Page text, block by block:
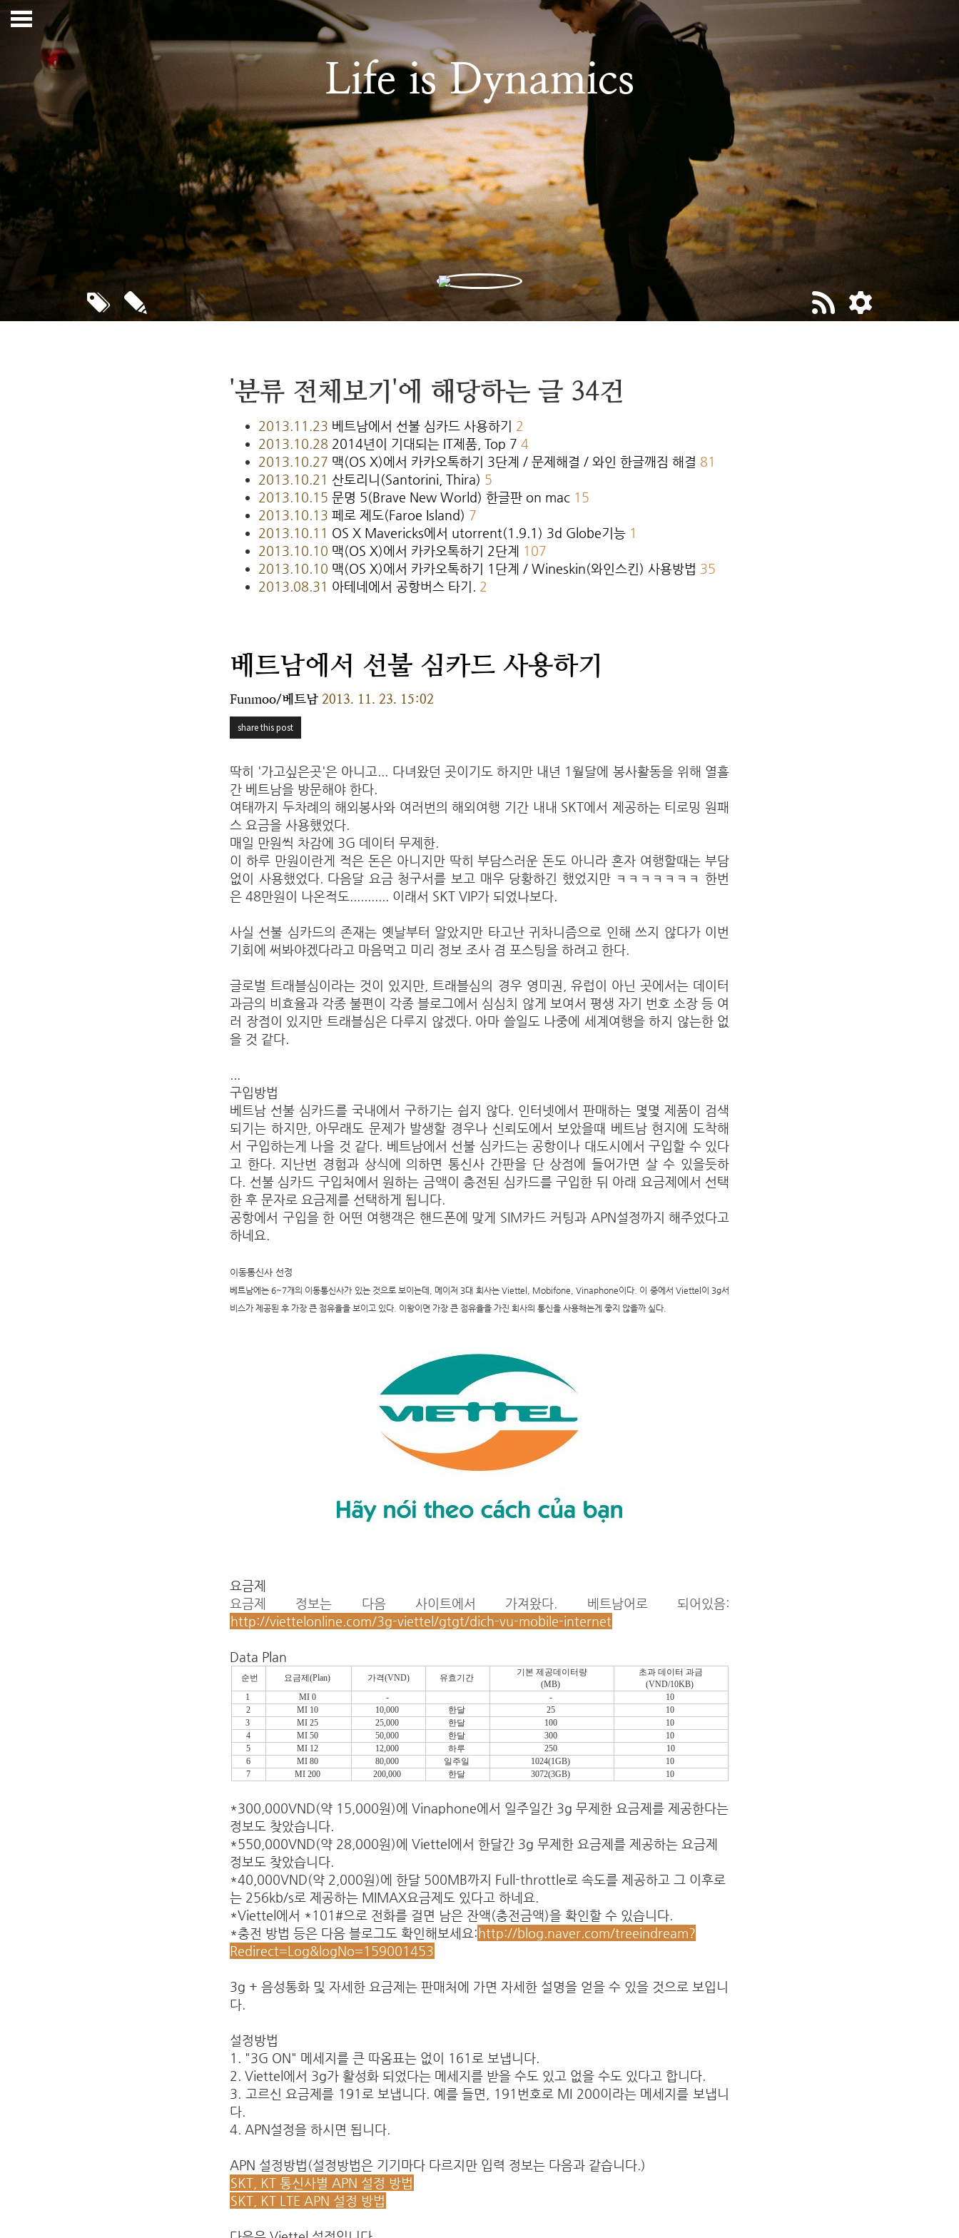
Life is Dynamics
'분류 전체보기'에 해당하는 글 34건
2013.11.23 베트남에서 선불 심카드 사용하기 2
2013.10.28 2014년이 기대되는 IT제품, Top 7 4
2013.10.27 맥(OS X)에서 카카오톡하기 3단계 / 문제해결 / 와인 한글깨짐 해결 81
2013.10.21 산토리니(Santorini, Thira) 5
2013.10.15 문명 5(Brave New World) 한글판 on mac 15
2013.10.13 페로 제도(Faroe Island) 7
2013.10.11 OS X Mavericks에서 utorrent(1.9.1) 3d Globe기능 1
2013.10.10 맥(OS X)에서 카카오톡하기 2단계 107
2013.10.10 맥(OS X)에서 카카오톡하기 1단계 / Wineskin(와인스킨) 사용방법 35
2013.08.31 아테네에서 공항버스 타기. 2
베트남에서 선불 심카드 사용하기
Funmoo/베트남 2013. 11. 23. 15:02
share this post
딱히 '가고싶은곳'은 아니고... 다녀왔던 곳이기도 하지만 내년 1월달에 봉사활동을 위해 열흘
간 베트남을 방문해야 한다.
여태까지 두차례의 해외봉사와 여러번의 해외여행 기간 내내 SKT에서 제공하는 티로밍 원패
스 요금을 사용했었다.
매일 만원씩 차감에 3G 데이터 무제한.
이 하루 만원이란게 적은 돈은 아니지만 딱히 부담스러운 돈도 아니라 혼자 여행할때는 부담
없이 사용했었다. 다음달 요금 청구서를 보고 매우 당황하긴 했었지만 ㅋㅋㅋㅋㅋㅋㅋ 한번
은 48만원이 나온적도........... 이래서 SKT VIP가 되었나보다.
사실 선불 심카드의 존재는 옛날부터 알았지만 타고난 귀차니즘으로 인해 쓰지 않다가 이번
기회에 써봐야겠다라고 마음먹고 미리 정보 조사 겸 포스팅을 하려고 한다.
글로벌 트래블심이라는 것이 있지만, 트래블심의 경우 영미권, 유럽이 아닌 곳에서는 데이터
과금의 비효율과 각종 불편이 각종 블로그에서 심심치 않게 보여서 평생 자기 번호 소장 등 여
러 장점이 있지만 트래블심은 다루지 않겠다. 아마 쓸일도 나중에 세계여행을 하지 않는한 없
을 것 같다.
구입방법
베트남 선불 심카드를 국내에서 구하기는 쉽지 않다. 인터넷에서 판매하는 몇몇 제품이 검색
되기는 하지만, 아무래도 문제가 발생할 경우나 신뢰도에서 보았을때 베트남 현지에 도착해
서 구입하는게 나을 것 같다. 베트남에서 선불 심카드는 공항이나 대도시에서 구입할 수 있다
고 한다. 지난번 경험과 상식에 의하면 통신사 간판을 단 상점에 들어가면 살 수 있을듯하
다. 선불 심카드 구입처에서 원하는 금액이 충전된 심카드를 구입한 뒤 아래 요금제에서 선택
한 후 문자로 요금제를 선택하게 됩니다.
공항에서 구입을 한 어떤 여행객은 핸드폰에 맞게 SIM카드 커팅과 APN설정까지 해주었다고
하네요.
이동통신사 선정
베트남에는 6~7개의 이동통신사가 있는 것으로 보이는데, 메이저 3대 회사는 Viettel, Mobifone, Vinaphone이다. 이 중에서 Viettel이 3g서
비스가 제공된 후 가장 큰 점유율을 보이고 있다. 이왕이면 가장 큰 점유율을 가진 회사의 통신을 사용해는게 좋지 않을까 싶다.
요금제
요금제 정보는 다음 사이트에서 가져왔다. 베트남어로 되어있음:
http://viettelonline.com/3g-viettel/gtgt/dich-vu-mobile-internet
Data Plan
순번 요금제(Plan) 가격(VND) 유효기간
기본 제공데이터량
(MB)
초과 데이터 과금
(VND/10KB)
1
MI 0 - -
10
2
MI 10 10,000 한달 25
10
3
MI 25 25,000 한달 100
10
4
MI 50 50,000 한달 300
10
5
MI 12 12,000 하루 250
10
6
MI 80 80,000 일주일 1024(1GB)
10
7
MI 200 200,000 한달 3072(3GB) 10
*300,000VND(약 15,000원)에 Vinaphone에서 일주일간 3g 무제한 요금제를 제공한다는
정보도 찾았습니다.
*550,000VND(약 28,000원)에 Viettel에서 한달간 3g 무제한 요금제를 제공하는 요금제
정보도 찾았습니다.
*40,000VND(약 2,000원)에 한달 500MB까지 Full-throttle로 속도를 제공하고 그 이후로
는 256kb/s로 제공하는 MIMAX요금제도 있다고 하네요.
*Viettel에서 *101#으로 전화를 걸면 남은 잔액(충전금액)을 확인할 수 있습니다.
*충전 방법 등은 다음 블로그도 확인해보세요: http://blog.naver.com/treeindream?
Redirect=Log&logNo=159001453
3g + 음성통화 및 자세한 요금제는 판매처에 가면 자세한 설명을 얻을 수 있을 것으로 보입니
다.
설정방법
1. "3G ON" 메세지를 큰 따옴표는 없이 161로 보냅니다.
2. Viettel에서 3g가 활성화 되었다는 메세지를 받을 수도 있고 없을 수도 있다고 합니다.
3. 고르신 요금제를 191로 보냅니다. 예를 들면, 191번호로 MI 200이라는 메세지를 보냅니
다.
4. APN설정을 하시면 됩니다.
APN 설정방법(설정방법은 기기마다 다르지만 입력 정보는 다음과 같습니다.)
SKT, KT 통신사별 APN 설정 방법
SKT, KT LTE APN 설정 방법
티스토리툴바